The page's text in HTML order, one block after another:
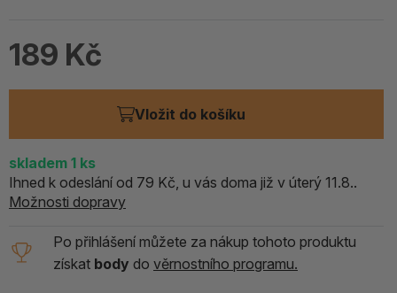
189 Kč
Vložit do košíku
skladem 1 ks
Ihned k odeslání od 79 Kč, u vás doma již v úterý 11.8..
Možnosti dopravy
Po přihlášení můžete za nákup tohoto produktu
získat body do věrnostního programu.